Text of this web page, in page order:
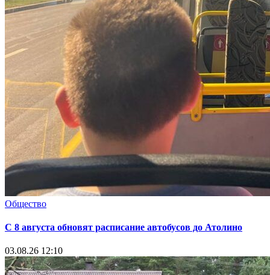
Общество
С 8 августа обновят расписание автобусов до Атолино
03.08.26 12:10